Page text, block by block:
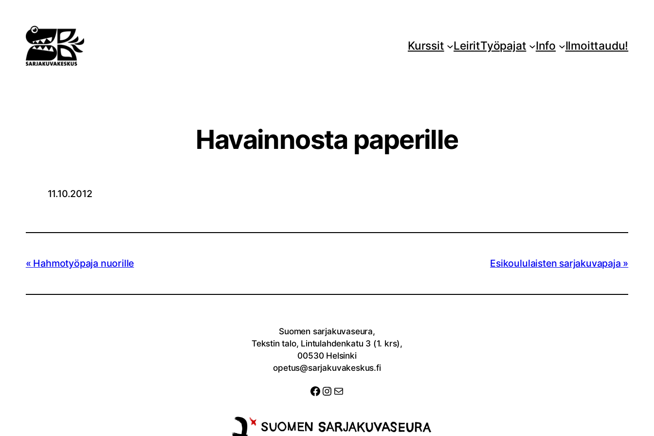
sisältöön
Kurssit LeiritTyöpajat Info Ilmoittaudu!
Havainnosta paperille
11.10.2012
Hahmotyöpaja nuorille Esikoululaisten sarjakuvapaja
Suomen sarjakuvaseura,
Tekstin talo, Lintulahdenkatu 3 (1. krs),
00530 Helsinki
opetus@sarjakuvakeskus.fi
Facebook
Instagram
Sähköposti